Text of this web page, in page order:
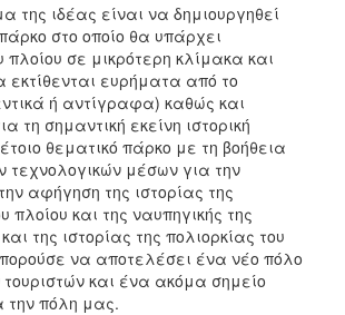
της ιδέας είναι να δημιουργηθεί
στο οποίο θα υπάρχει
σε μικρότερη κλίμακα και
εκτίθενται ευρήματα από το
ή αντίγραφα) καθώς και
τη σημαντική εκείνη ιστορική
θεματικό πάρκο με τη βοήθεια
τεχνολογικών μέσων για την
αφήγηση της ιστορίας της
πλοίου και της ναυπηγικής της
της ιστορίας της πολιορκίας του
να αποτελέσει ένα νέο πόλο
και ένα ακόμα σημείο
πόλη μας.